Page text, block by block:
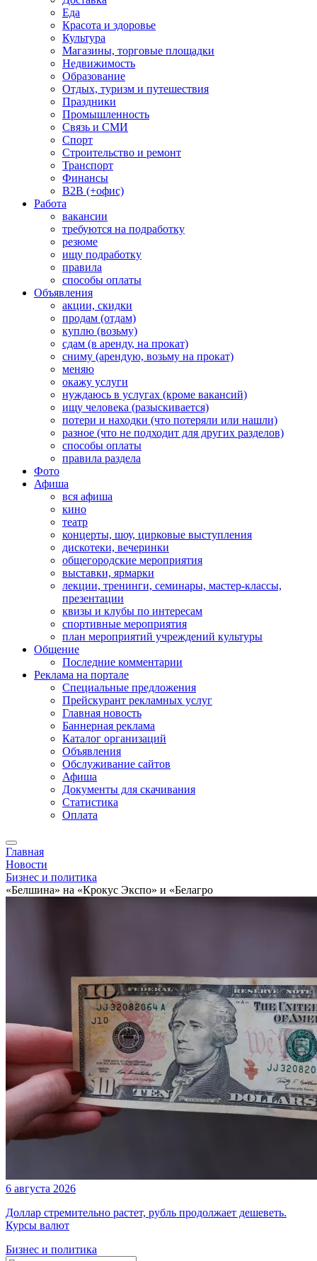
Еда
Красота и здоровье
Культура
Магазины, торговые площадки
Недвижимость
Образование
Отдых, туризм и путешествия
Праздники
Промышленность
Связь и СМИ
Спорт
Строительство и ремонт
Транспорт
Финансы
B2B (+офис)
Работа
вакансии
требуются на подработку
резюме
ищу подработку
правила
способы оплаты
Объявления
акции, скидки
продам (отдам)
куплю (возьму)
сдам (в аренду, на прокат)
сниму (арендую, возьму на прокат)
меняю
окажу услуги
нуждаюсь в услугах (кроме вакансий)
ищу человека (разыскивается)
потери и находки (что потеряли или нашли)
разное (что не подходит для других разделов)
способы оплаты
правила раздела
Фото
Афиша
вся афиша
кино
театр
концерты, шоу, цирковые выступления
дискотеки, вечеринки
общегородские мероприятия
выставки, ярмарки
лекции, тренинги, семинары, мастер-классы,
презентации
квизы и клубы по интересам
спортивные мероприятия
план мероприятий учреждений культуры
Общение
Последние комментарии
Реклама на портале
Специальные предложения
Прейскурант рекламных услуг
Главная новость
Баннерная реклама
Каталог организаций
Объявления
Обслуживание сайтов
Афиша
Документы для скачивания
Статистика
Оплата
Главная
Новости
Бизнес и политика
«Белшина» на «Крокус Экспо» и «Белагро
6 августа 2026
Доллар стремительно растет, рубль продолжает дешеветь.
Курсы валют
Бизнес и политика